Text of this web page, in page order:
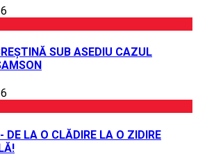
SUB ASEDIU CAZUL
DE LA O CLĂDIRE LA O ZIDIRE